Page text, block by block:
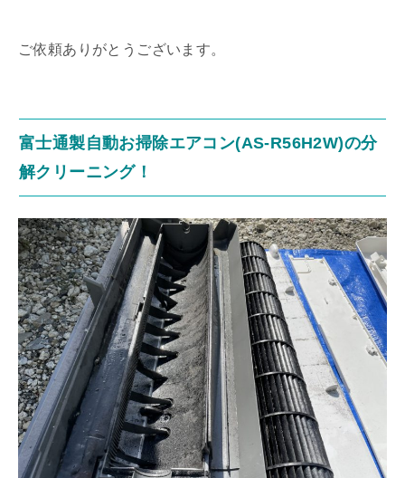
ご依頼ありがとうございます。
富士通製自動お掃除エアコン(AS-R56H2W)の分
解クリーニング！